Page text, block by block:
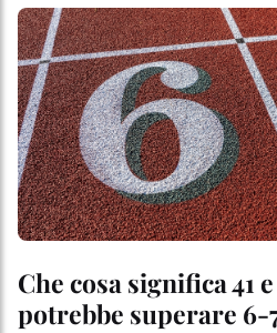
Che cosa significa 41
potrebbe superare 6-